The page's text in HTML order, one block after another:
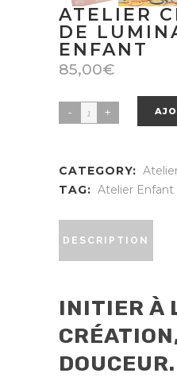
ATELIER
DE
ENFANT
85,00€
Atelier
luminaire
quantity
CATEGORY:
TAG: Atelier Enfant
DESCRIPTION
INITIER À
DOUCEUR.